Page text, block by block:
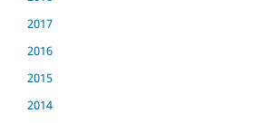
2017
2016
2015
2014